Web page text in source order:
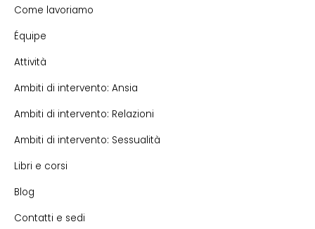
Come lavoriamo
Équipe
Attività
Ambiti di intervento: Ansia
Ambiti di intervento: Relazioni
Ambiti di intervento: Sessualità
Libri e corsi
Blog
Contatti e sedi